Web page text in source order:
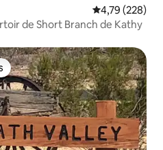
Évaluation
4,79 (228)
de Short Branch de Kathy
plus appréciés